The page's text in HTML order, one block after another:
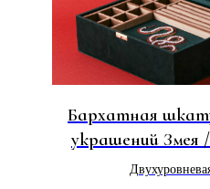
Бархатная
украшений Змея